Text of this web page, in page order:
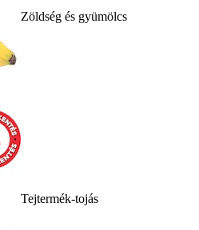
Zöldség és gyümölcs
Tejtermék-tojás